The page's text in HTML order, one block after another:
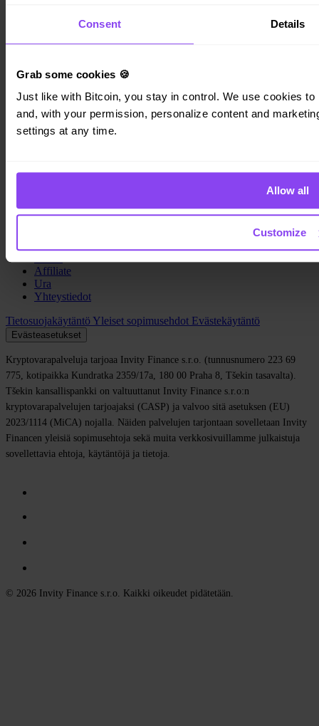
Consent Details
Grab some cookies 🍪
Just like with Bitcoin, you stay in control. We use cookies
and, with your permission, personalize content and
settings at any time.
Allow all
Customize
Invity
Henkilökohtainen
Yritys
Lainat
Turbo Osto
Tietoja
Affiliate
Ura
Yhteystiedot
Tietosuojakäytäntö Yleiset sopimusehdot Evästekäytäntö
Evästeasetukset
Kryptovarapalveluja tarjoaa Invity Finance s.r.o. (tunnusnumero 223 69
775, kotipaikka Kundratka 2359/17a, 180 00 Praha 8, Tšekin tasavalta).
Tšekin kansallispankki on valtuuttanut Invity Finance s.r.o:n
kryptovarapalvelujen tarjoajaksi (CASP) ja valvoo sitä asetuksen (EU)
2023/1114 (MiCA) nojalla. Näiden palvelujen tarjontaan sovelletaan Invity
Financen yleisiä sopimusehtoja sekä muita verkkosivuillamme julkaistuja
sovellettavia ehtoja, käytäntöjä ja tietoja.
© 2026 Invity Finance s.r.o. Kaikki oikeudet pidätetään.